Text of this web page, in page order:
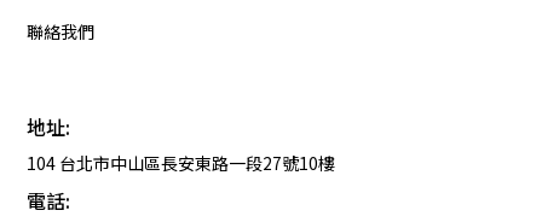
聯絡我們
地址:
104 台北市中山區長安東路一段27號10樓
電話: